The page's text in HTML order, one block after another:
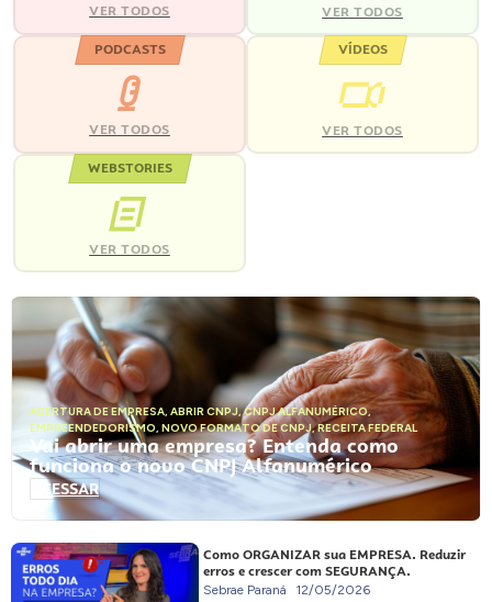
VER TODOS VER TODOS
PODCASTS
VER TODOS
VÍDEOS
VER TODOS
WEBSTORIES
VER TODOS
ABERTURA DE EMPRESA, ABRIR CNPJ,CNPJ ALFANUMÉRICO,
EMPREENDEDORISMO, NOVO FORMATO DE CNPJ,RECEITA FEDERAL
Vai abrir uma empresa? Entenda como
funciona o novo CNPJ Alfanumérico
ACESSAR
Como ORGANIZAR sua EMPRESA. Reduzir
erros e crescer com SEGURANÇA.
Sebrae Paraná 12/05/2026